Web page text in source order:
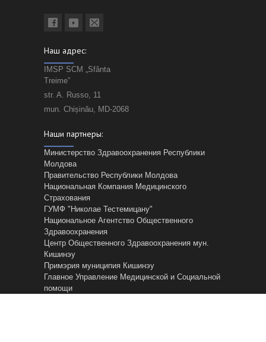
Наш адрес:
IMSP SCM „Sfânta
Treime”
str. A. Russo, 11
mun. Chișinău, MD-2068
Наши партнеры:
Министерство Здравоохранения Республики
Молдова
Правительство Республики Молдова
Национальная Компания Медицинского
Страхования
ГУМФ "Николае Тестемицану"
Национальное Агентство Общественного
Здравоохранения
Центр Общественного Здравоохранения мун.
Кишинэу
Примэрия муниципия Кишинэу
Главное Управление Mедицинской и Cоциальной
помощи